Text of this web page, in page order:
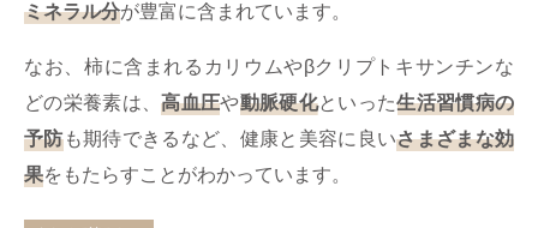
ミネラル分が豊富に含まれています。
なお、柿に含まれるカリウムやβクリプトキサンチンな
どの栄養素は、高血圧や動脈硬化といった生活習慣病の
予防も期待できるなど、健康と美容に良いさまざまな効
果をもたらすことがわかっています。